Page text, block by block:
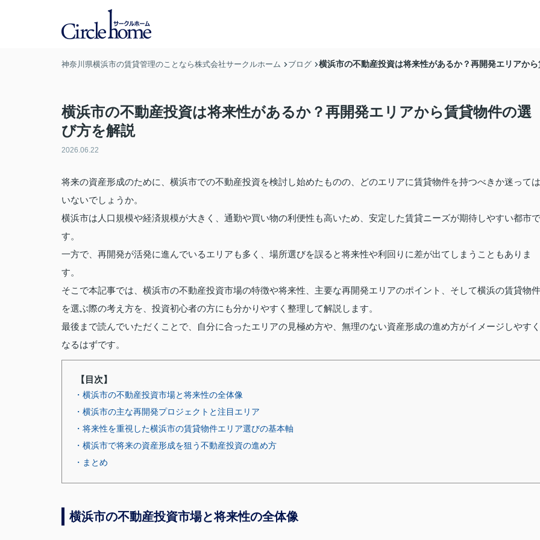
神奈川県横浜市の賃貸管理のことなら株式会社サークルホーム ブログ 横浜市の不動産投資は将来性があるか？再開発エリアか
横浜市の不動産投資は将来性があるか？再開発エリアから賃貸物件の選
び方を解説
2026.06.22
将来の資産形成のために、横浜市での不動産投資を検討し始めたものの、どのエリアに賃貸物件を持つべきか迷っては
いないでしょうか。
横浜市は人口規模や経済規模が大きく、通勤や買い物の利便性も高いため、安定した賃貸ニーズが期待しやすい都市で
す。
一方で、再開発が活発に進んでいるエリアも多く、場所選びを誤ると将来性や利回りに差が出てしまうこともありま
す。
そこで本記事では、横浜市の不動産投資市場の特徴や将来性、主要な再開発エリアのポイント、そして横浜の賃貸物件
を選ぶ際の考え方を、投資初心者の方にも分かりやすく整理して解説します。
最後まで読んでいただくことで、自分に合ったエリアの見極め方や、無理のない資産形成の進め方がイメージしやすく
なるはずです。
【目次】
・横浜市の不動産投資市場と将来性の全体像
・横浜市の主な再開発プロジェクトと注目エリア
・将来性を重視した横浜市の賃貸物件エリア選びの基本軸
・横浜市で将来の資産形成を狙う不動産投資の進め方
・まとめ
横浜市の不動産投資市場と将来性の全体像